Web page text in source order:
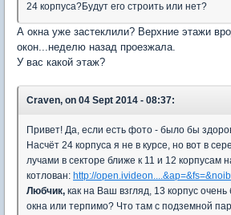
24 корпуса?Будут его строить или нет?
А окна уже застеклили? Верхние этажи
окон...неделю назад проезжала.
У вас какой этаж?
Craven, on 04 Sept 2014 - 08:37:
Привет! Да, если есть фото - было бы
Насчёт 24 корпуса я не в курсе, но вот в
лучами в секторе ближе к 11 и 12 корпусам
котлован: http://
Любчик, как на Ваш взгляд, 13 корпус очень
окна или терпимо? Что там с подземной